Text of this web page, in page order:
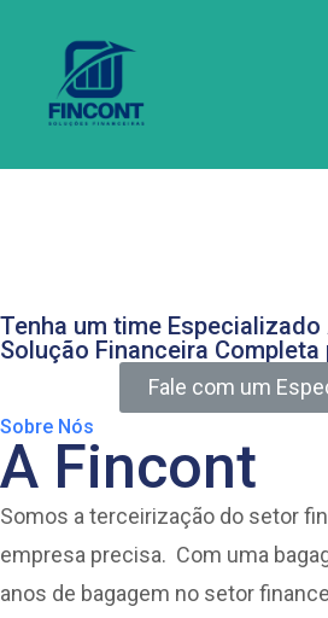
Tenha um time
Solução Financeira
Fale com um
Sobre Nós
A Fincont
Somos a terceirização do setor
empresa precisa. Com uma
anos de bagagem no setor